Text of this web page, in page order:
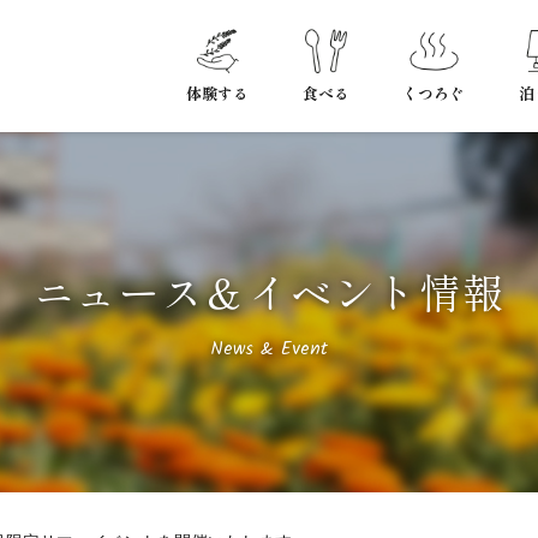
体験する 食べる くつろぐ
ニュース＆イベント情報
News & Event